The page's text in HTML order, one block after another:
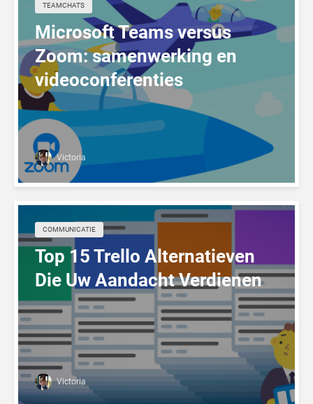
TEAMCHATS
Microsoft Teams versus
Zoom: samenwerking en
videoconferenties
Victoria
COMMUNICATIE
Top 15 Trello Alternatieven
Die Uw Aandacht Verdienen
Victoria